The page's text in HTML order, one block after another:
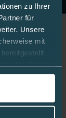
zu Ihrer
für
Unsere
mit